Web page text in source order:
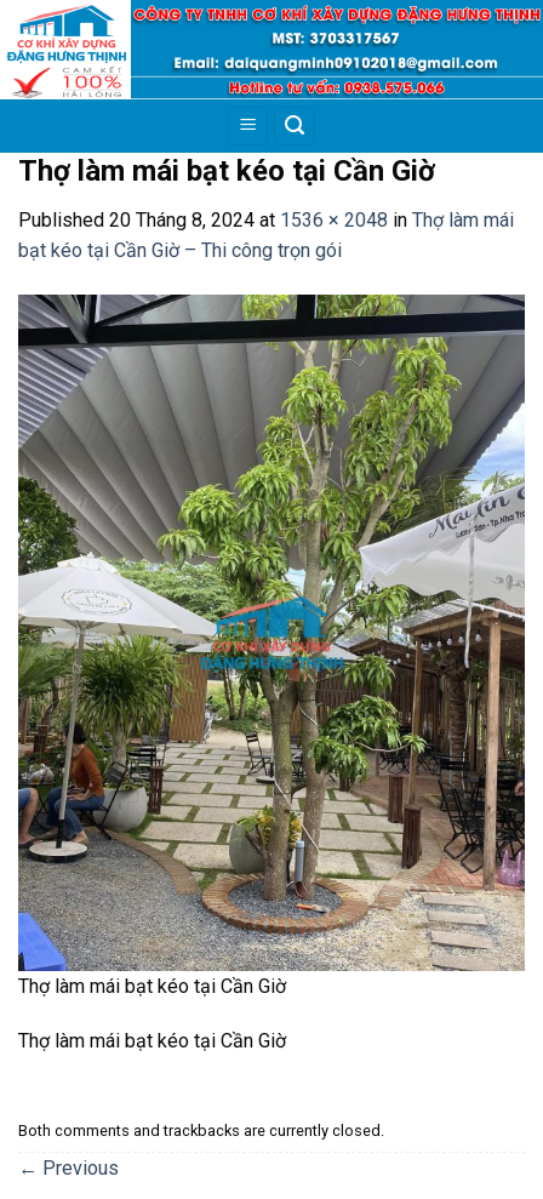
Skip
content
Thợ làm mái bạt kéo tại Cần Giờ
Published 20 Tháng 8, 2024 at 1536 × 2048 in Thợ làm mái
bạt kéo tại Cần Giờ – Thi công trọn gói
Thợ làm mái bạt kéo tại Cần Giờ
Thợ làm mái bạt kéo tại Cần Giờ
Both comments and trackbacks are currently closed.
← Previous